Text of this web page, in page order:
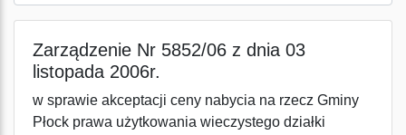
Zarządzenie Nr 5852/06 z dnia 03
listopada 2006r.
w sprawie akceptacji ceny nabycia na rzecz Gminy
Płock prawa użytkowania wieczystego działki